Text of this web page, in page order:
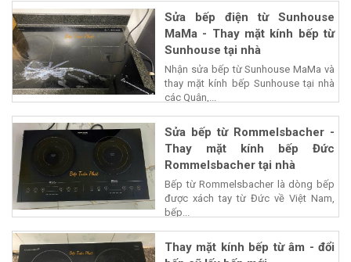
Sửa bếp điện từ Sunhouse
MaMa - Thay mặt kính bếp từ
Sunhouse tại nhà
Nhận sửa bếp từ Sunhouse MaMa và
thay mặt kính bếp Sunhouse tại nhà
các Quận,...
Sửa bếp từ Rommelsbacher -
Thay mặt kính bếp Đức
Rommelsbacher tại nhà
Bếp từ Rommelsbacher là dòng bếp
được xách tay từ Đức về Việt Nam,
bếp...
Thay mặt kính bếp từ âm - đổi